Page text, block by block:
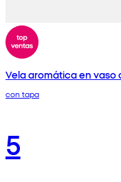
Vela aromática en vaso
con tapa
5